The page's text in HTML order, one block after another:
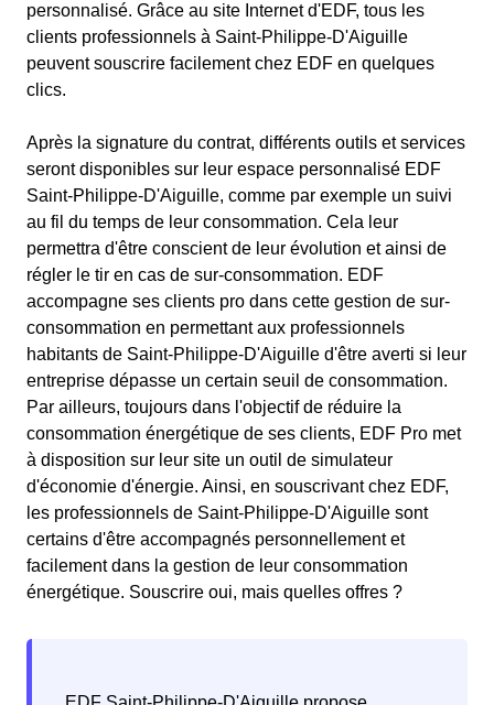
personnalisé. Grâce au site Internet d'EDF, tous les
clients professionnels à Saint-Philippe-D'Aiguille
peuvent souscrire facilement chez EDF en quelques
clics.
Après la signature du contrat, différents outils et services
seront disponibles sur leur espace personnalisé EDF
Saint-Philippe-D'Aiguille, comme par exemple un suivi
au fil du temps de leur consommation. Cela leur
permettra d'être conscient de leur évolution et ainsi de
régler le tir en cas de sur-consommation. EDF
accompagne ses clients pro dans cette gestion de sur-
consommation en permettant aux professionnels
habitants de Saint-Philippe-D'Aiguille d'être averti si leur
entreprise dépasse un certain seuil de consommation.
Par ailleurs, toujours dans l'objectif de réduire la
consommation énergétique de ses clients, EDF Pro met
à disposition sur leur site un outil de simulateur
d'économie d'énergie. Ainsi, en souscrivant chez EDF,
les professionnels de Saint-Philippe-D'Aiguille sont
certains d'être accompagnés personnellement et
facilement dans la gestion de leur consommation
énergétique. Souscrire oui, mais quelles offres ?